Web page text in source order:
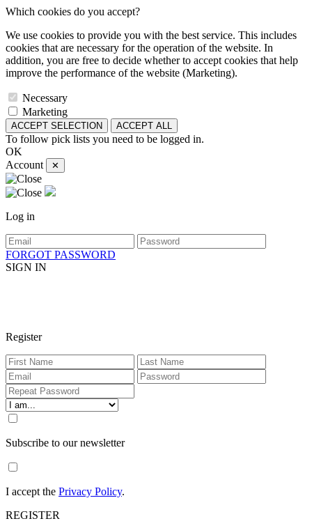
Which cookies do you accept?
We use cookies to provide you with the best service. This includes
cookies that are necessary for the operation of the website. In
addition, you are free to decide whether to accept cookies that help
improve the performance of the website (Marketing).
Necessary
Marketing
ACCEPT SELECTION ACCEPT ALL
To follow pick lists you need to be logged in.
OK
Account
✕
Log in
FORGOT PASSWORD
SIGN IN
Register
Subscribe to our newsletter
I accept the Privacy Policy.
REGISTER